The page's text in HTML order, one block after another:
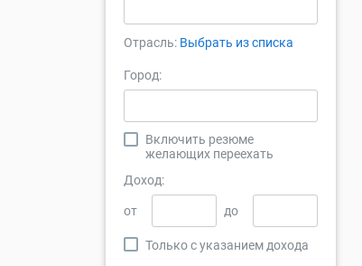
Отрасль: Выбрать из списка
Город:
Включить резюме
желающих переехать
Доход:
от до
Только с указанием дохода